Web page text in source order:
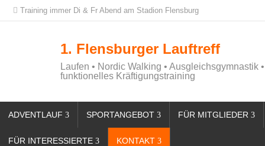
Training immer Di & Fr Abend am Stadion Flensburg
1. Flensburger Lauftreff
Laufen • Nordic Walking • Ausgleichsgymnastik •
funktionelles Kräftigungstraining
ADVENTLAUF SPORTANGEBOT FÜR MITGLIEDER
FÜR INTERESSIERTE KONTAKT